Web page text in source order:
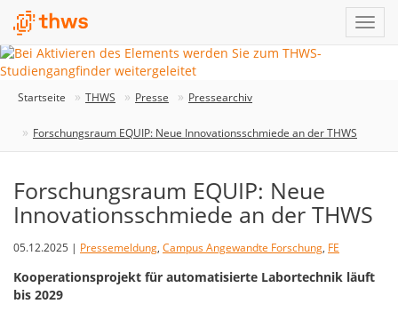
Startseite THWS Presse Pressearchiv
Forschungsraum EQUIP: Neue Innovationsschmiede an der THWS
Forschungsraum EQUIP: Neue
Innovationsschmiede an der THWS
05.12.2025 | Pressemeldung, Campus Angewandte Forschung, FE
Kooperationsprojekt für automatisierte Labortechnik läuft
bis 2029